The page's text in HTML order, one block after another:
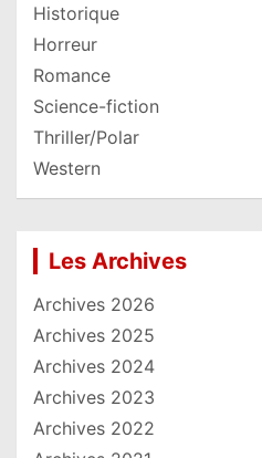
Historique
Horreur
Romance
Science-fiction
Thriller/Polar
Western
Les Archives
Archives 2026
Archives 2025
Archives 2024
Archives 2023
Archives 2022